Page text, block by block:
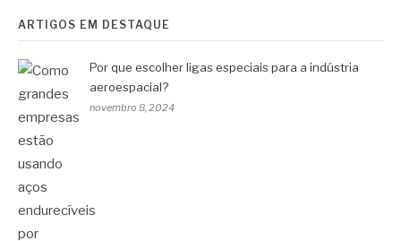
ARTIGOS EM DESTAQUE
Por que escolher ligas especiais para a indústria
aeroespacial?
novembro 8, 2024